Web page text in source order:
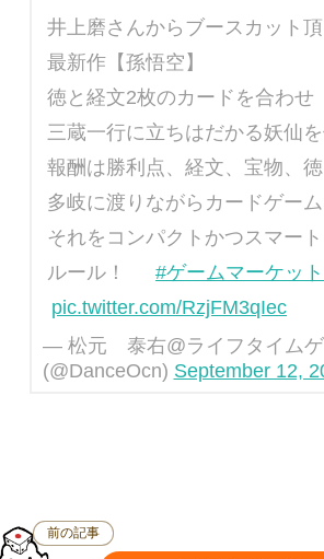
井上磨さんからブースカット頂
最新作【孫悟空】
徳と経文2枚のカードを合わせ
三蔵一行に立ちはだかる妖仙を
報酬は勝利点、経文、宝物、
多岐に渡りながらカードゲー
それをコンパクトかつスマー
ルール！
#ゲームマーケッ
pic.twitter.com/RzjFM3qIec
— 松元 泰右@ライフタイム
(@DanceOcn) September 12,
前の記事